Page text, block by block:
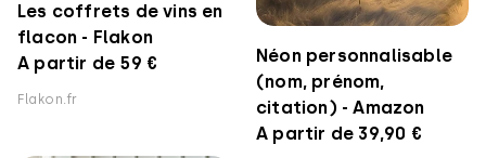
Les coffrets de vins en
flacon - Flakon
A partir de 59 €
Flakon.fr
Néon personnalisable
(nom, prénom,
citation) - Amazon
A partir de 39,90 €